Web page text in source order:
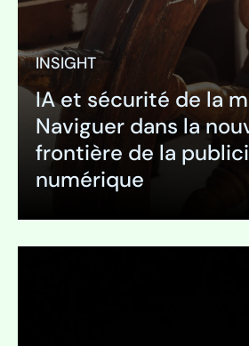
INSIGHT
IA et sécurité de la
Naviguer dans la
frontière de la
numérique